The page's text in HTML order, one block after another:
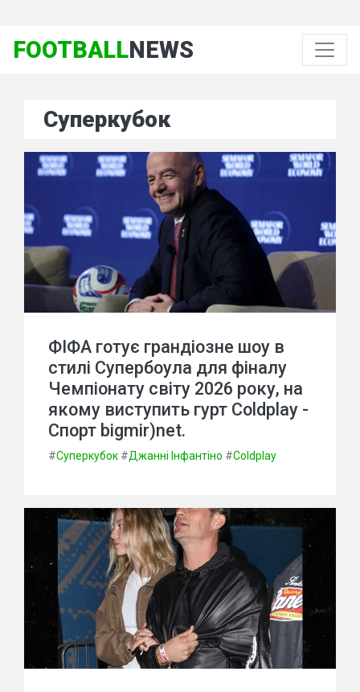
FOOTBALLNEWS
Суперкубок
ФІФА готує грандіозне шоу в
стилі Супербоула для фіналу
Чемпіонату світу 2026 року, на
якому виступить гурт Coldplay -
Спорт bigmir)net.
#Суперкубок #Джанні Інфантіно #Coldplay